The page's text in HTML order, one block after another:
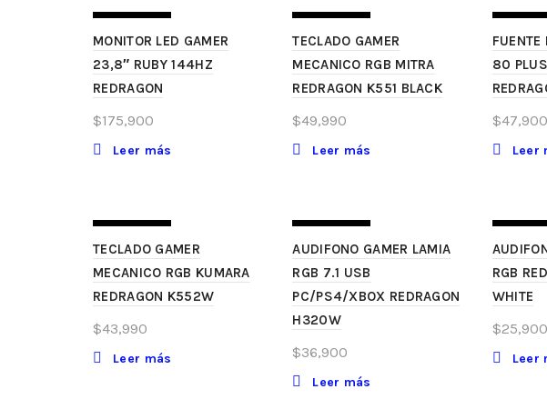
MONITOR LED GAMER
23,8″ RUBY 144HZ
REDRAGON
$175,900
Leer más
TECLADO GAMER
MECANICO RGB MITRA
REDRAGON K551 BLACK
$49,990
Leer más
80
$47,900
Leer
TECLADO GAMER
MECANICO RGB KUMARA
REDRAGON K552W
$43,990
Leer más
AUDIFONO GAMER LAMIA
RGB 7.1 USB
PC/PS4/XBOX REDRAGON
H320W
$36,900
Leer más
RGB
WHITE
$25,900
Leer